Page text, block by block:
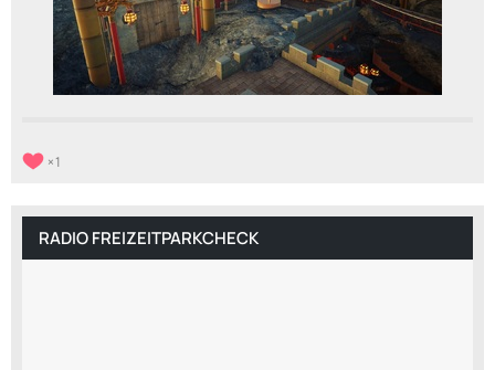
1
RADIO FREIZEITPARKCHECK